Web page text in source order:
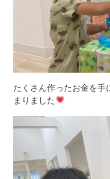
たくさん作ったお金を手
まりました